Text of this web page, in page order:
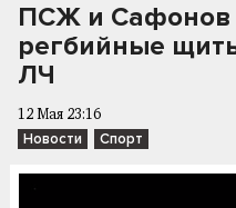
ПСЖ и Сафонов
регбийные
ЛЧ
12 Мая 23:16
Новости Спорт